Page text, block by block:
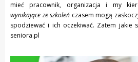
mieć pracownik, organizacja i my
wynikające ze szkoleń czasem mogą
spodziewać i ich oczekiwać. Zatem jakie
seniora.pl